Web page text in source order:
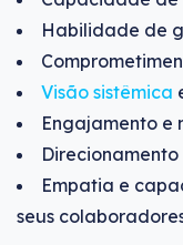
Habilidade de
Visão sistêmica
Engajamento e
Empatia e
seus